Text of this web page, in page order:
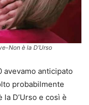
Non è la D’Urso
avevamo anticipato
probabilmente
D’Urso e così è